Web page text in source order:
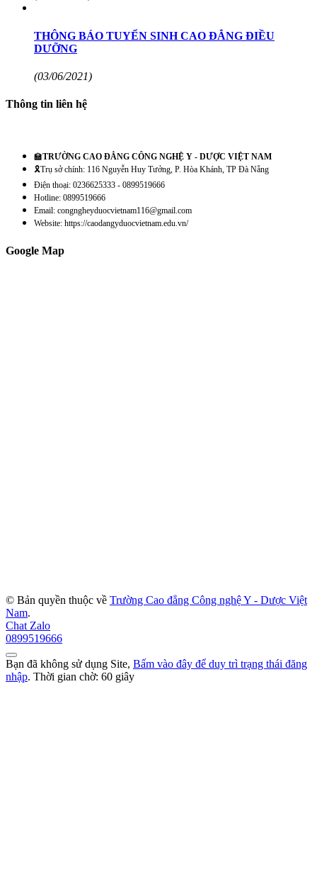
THÔNG BÁO TUYỂN SINH CAO ĐẲNG ĐIỀU
DƯỠNG
(03/06/2021)
Thông tin liên hệ
🏫TRƯỜNG CAO ĐẲNG CÔNG NGHỆ Y - DƯỢC VIỆT NAM
🎗️Trụ sở chính: 116 Nguyễn Huy Tưởng, P. Hòa Khánh, TP Đà Nẵng
Điện thoại: 0236625333 - 0899519666
Hotline: 0899519666
Email: congngheyduocvietnam116@gmail.com
Website: https://caodangyduocvietnam.edu.vn/
Google Map
© Bản quyền thuộc về Trường Cao đẳng Công nghệ Y - Dược Việt
Nam.
Chat Zalo
0899519666
Bạn đã không sử dụng Site, Bấm vào đây để duy trì trạng thái đăng
nhập. Thời gian chờ: 60 giây